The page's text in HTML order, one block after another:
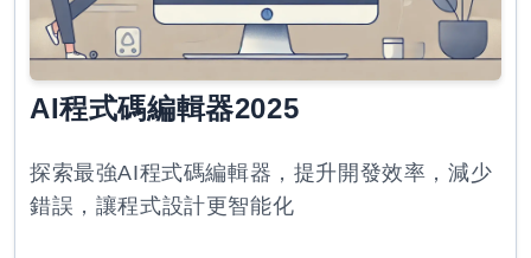
AI程式碼編輯器2025
探索最強AI程式碼編輯器，提升開發效率，減少
錯誤，讓程式設計更智能化